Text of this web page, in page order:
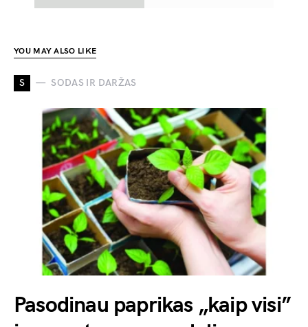
YOU MAY ALSO LIKE
S SODAS IR DARŽAS
Pasodinau paprikas „kaip visi”